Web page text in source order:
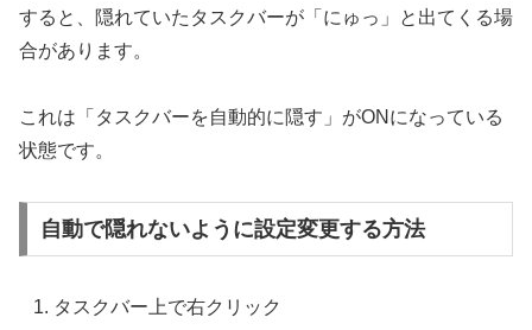
すると、隠れていたタスクバーが「にゅっ」と出てくる場
合があります。
これは「タスクバーを自動的に隠す」がONになっている
状態です。
自動で隠れないように設定変更する方法
タスクバー上で右クリック